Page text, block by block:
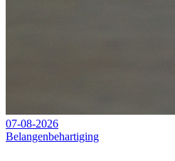
07-08-2026
Belangenbehartiging